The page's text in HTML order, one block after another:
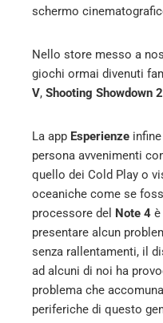
schermo
Nello store messo a
giochi ormai divenuti
V, Shooting Showdown 2
La app Esperienze
persona avvenimenti
quello dei Cold Play o
oceaniche come se
processore del Note 4
presentare alcun
senza rallentamenti, il
ad alcuni di noi ha
problema che
periferiche di questo